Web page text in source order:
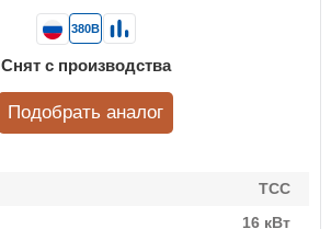
ТСС
16 кВт
380В
Снят с производства
Подобрать аналог